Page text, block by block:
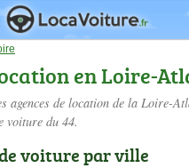
en Loire-
agences de location de la Loire-
voiture du 44.
voiture par ville